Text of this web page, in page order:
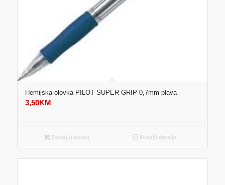
Hemijska olovka PILOT SUPER GRIP 0,7mm plava
3,50KM
Dodaj u korpu Pokaži detalje